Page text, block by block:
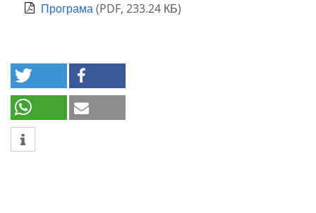
Програма(PDF, 233.24 КБ)